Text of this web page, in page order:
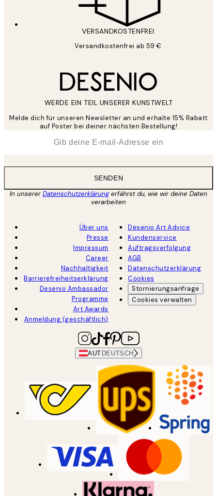
VERSANDKOSTENFREI
Versandkostenfrei ab 59 €
WERDE EIN TEIL UNSERER KUNSTWELT
Melde dich für unseren Newsletter an und erhalte 15% Rabatt
auf Poster bei deiner nächsten Bestellung!
SENDEN
In unsererDatenschutzerklärungerfährst du, wie wir deine Daten
verarbeiten
Über uns
Presse
Impressum
Career
Nachhaltigkeit
Barrierefreiheitserklärung
Desenio Ambassador
Programme
Art Awards
Anmeldung (geschäftlich)
Desenio Art Advice
Kundenservice
Auftragsverfolgung
AGB
Datenschutzerklärung
Cookies
Stornierungsanfrage
Cookies verwalten
AUT DEUTSCH